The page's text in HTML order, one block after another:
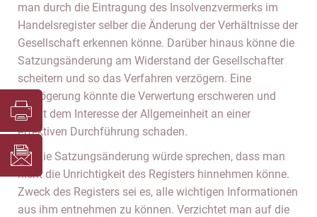
man durch die Eintragung des Insolvenzvermerks im
Handelsregister selber die Änderung der Verhältnisse der
Gesellschaft erkennen könne. Darüber hinaus könne die
Satzungsänderung am Widerstand der Gesellschafter
scheitern und so das Verfahren verzögern. Eine
Verzögerung könnte die Verwertung erschweren und
damit dem Interesse der Allgemeinheit an einer
effektiven Durchführung schaden.
Für die Satzungsänderung würde sprechen, dass man
nicht die Unrichtigkeit des Registers hinnehmen könne.
Zweck des Registers sei es, alle wichtigen Informationen
aus ihm entnehmen zu können. Verzichtet man auf die